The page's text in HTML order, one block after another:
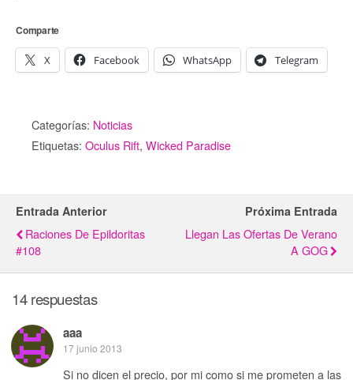
Comparte
X Facebook WhatsApp Telegram
Categorías: Noticias
Etiquetas: Oculus Rift, Wicked Paradise
Entrada Anterior
Raciones De Epildoritas
#108
Próxima Entrada
Llegan Las Ofertas De Verano
A GOG
14 respuestas
aaa
17 junio 2013
Si no dicen el precio, por mi como si me prometen a las